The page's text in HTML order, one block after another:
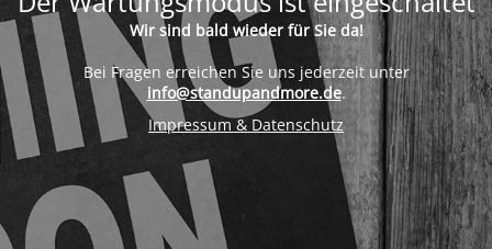
Wir sind bald wieder für Sie da!
Bei Fragen erreichen Sie uns jederzeit unter
info@standupandmore.de.
Impressum & Datenschutz